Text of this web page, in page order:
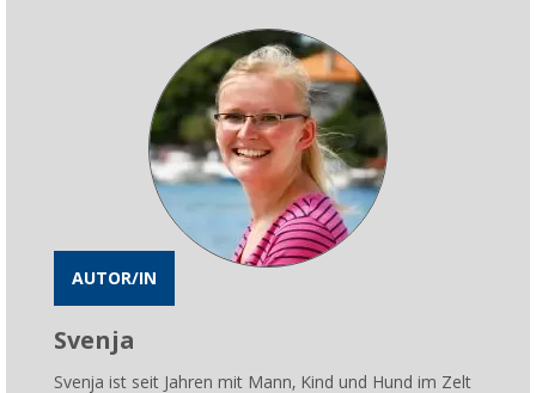
AUTOR/IN
Svenja
Svenja ist seit Jahren mit Mann, Kind und Hund im Zelt